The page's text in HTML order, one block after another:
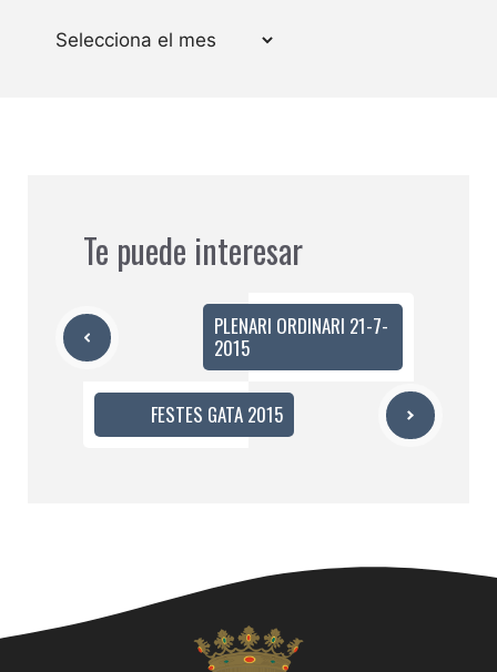
Arxius
Te puede interesar
PLENARI ORDINARI 21-7-
2015
FESTES GATA 2015